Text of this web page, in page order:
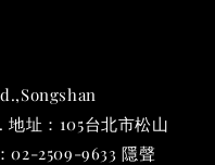
址：105台北市松山
02-2509-9633 隱聲